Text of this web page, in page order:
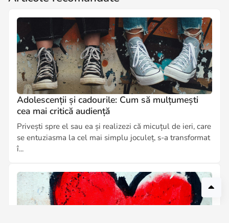
Adolescenții și cadourile: Cum să mulțumești
cea mai critică audiență
Privești spre el sau ea și realizezi că micuțul de ieri, care
se entuziasma la cel mai simplu joculeț, s-a transformat
î...